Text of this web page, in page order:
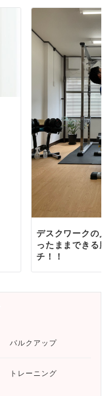
デスクワークの
ったままできる
チ！！
バルクアップ
トレーニング